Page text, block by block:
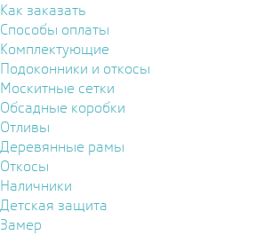
Как заказать
Способы оплаты
Комплектующие
Подоконники и откосы
Москитные сетки
Обсадные коробки
Отливы
Деревянные рамы
Откосы
Наличники
Детская защита
Замер